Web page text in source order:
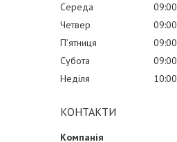
Середа
09:00
Четвер
09:00
Пʼятниця
09:00
Субота
09:00
Неділя
10:00
КОНТАКТИ